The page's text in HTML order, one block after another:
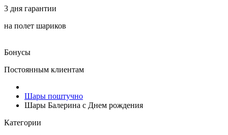
3 дня гарантии
на полет шариков
Бонусы
Постоянным клиентам
Шары поштучно
Шары Балерина с Днем рождения
Категории